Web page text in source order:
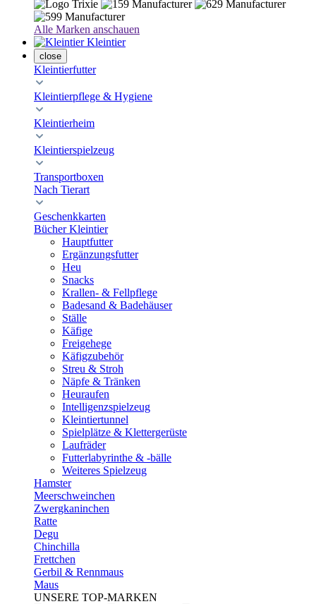
Alle Marken anschauen
Kleintier
close
Kleintierfutter
Kleintierpflege & Hygiene
Kleintierheim
Kleintierspielzeug
Transportboxen
Nach Tierart
Geschenkkarten
Bücher Kleintier
Hauptfutter
Ergänzungsfutter
Heu
Snacks
Krallen- & Fellpflege
Badesand & Badehäuser
Ställe
Käfige
Freigehege
Käfigzubehör
Streu & Stroh
Näpfe & Tränken
Heuraufen
Intelligenzspielzeug
Kleintiertunnel
Spielplätze & Klettergerüste
Laufräder
Futterlabyrinthe & -bälle
Weiteres Spielzeug
Hamster
Meerschweinchen
Zwergkaninchen
Ratte
Degu
Chinchilla
Frettchen
Gerbil & Rennmaus
Maus
UNSERE TOP-MARKEN